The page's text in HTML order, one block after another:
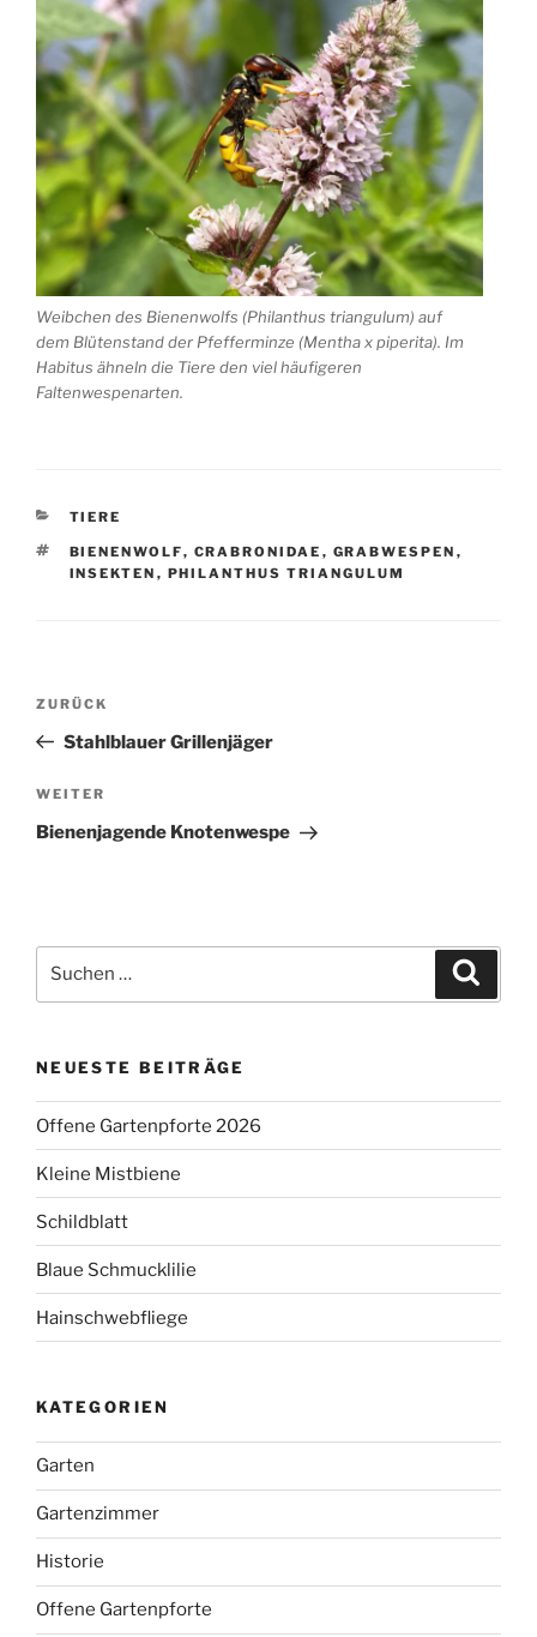
Weibchen des Bienenwolfs (Philanthus triangulum) auf
dem Blütenstand der Pfefferminze (Mentha x piperita). Im
Habitus ähneln die Tiere den viel häufigeren
Faltenwespenarten.
KATEGORIEN
TIERE
SCHLAGWÖRTER
BIENENWOLF, CRABRONIDAE , GRABWESPEN ,
INSEKTEN , PHILANTHUS TRIANGULUM
Beitragsnavigation
Vorheriger
Beitrag
ZURÜCK
Stahlblauer Grillenjäger
Nächster
Beitrag
WEITER
Bienenjagende Knotenwespe
nach:
NEUESTE BEITRÄGE
Offene Gartenpforte 2026
Kleine Mistbiene
Schildblatt
Blaue Schmucklilie
Hainschwebfliege
KATEGORIEN
Garten
Gartenzimmer
Historie
Offene Gartenpforte